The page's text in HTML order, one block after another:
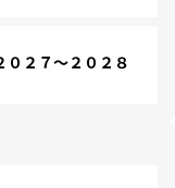
２７～２０２８